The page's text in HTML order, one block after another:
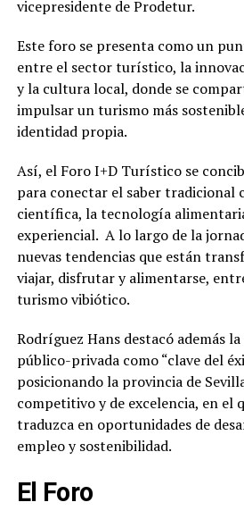
vicepresidente de Prodetur.
Este foro se presenta como un
entre el sector turístico, la
y la cultura local, donde se
impulsar un turismo más
identidad propia.
Así, el Foro I+D Turístico se
para conectar el saber tradicional
científica, la tecnología
experiencial. A lo largo de la
nuevas tendencias que están
viajar, disfrutar y alimentarse,
turismo vibiótico.
Rodríguez Hans destacó además
público-privada como “clave del
posicionando la provincia de
competitivo y de excelencia, en el
traduzca en oportunidades de
empleo y sostenibilidad.
El Foro